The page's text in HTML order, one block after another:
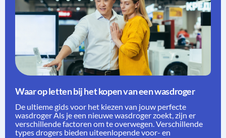
Waar op letten bij het kopen van een wasdroger
De ultieme gids voor het kiezen van jouw perfecte
wasdroger Als je een nieuwe wasdroger zoekt, zijn er
verschillende factoren om te overwegen. Verschillende
types drogers bieden uiteenlopende voor- en